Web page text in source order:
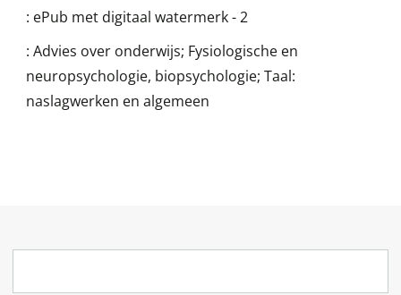
: ePub met digitaal watermerk - 2
: Advies over onderwijs; Fysiologische en
neuropsychologie, biopsychologie; Taal:
naslagwerken en algemeen